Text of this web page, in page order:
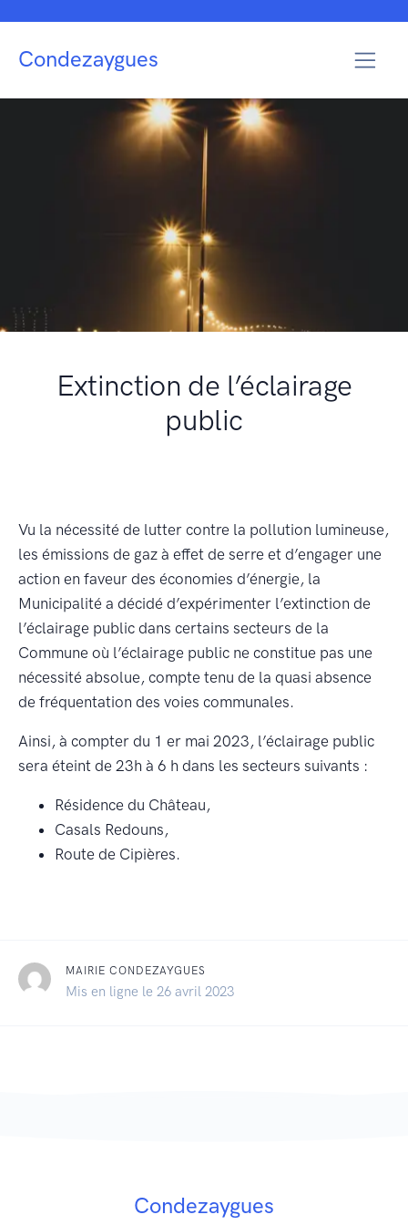
Condezaygues
Extinction de l’éclairage
public
Vu la nécessité de lutter contre la pollution lumineuse,
les émissions de gaz à effet de serre et d’engager une
action en faveur des économies d’énergie, la
Municipalité a décidé d’expérimenter l’extinction de
l’éclairage public dans certains secteurs de la
Commune où l’éclairage public ne constitue pas une
nécessité absolue, compte tenu de la quasi absence
de fréquentation des voies communales.
Ainsi, à compter du 1 er mai 2023, l’éclairage public
sera éteint de 23h à 6 h dans les secteurs suivants :
Résidence du Château,
Casals Redouns,
Route de Cipières.
MAIRIE CONDEZAYGUES
Mis en ligne le 26 avril 2023
Condezaygues